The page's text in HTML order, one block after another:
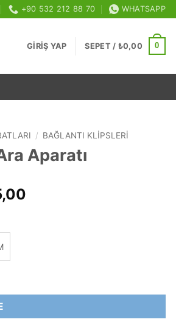
+90 532 212 88 70 WHATSAPP
GIRIŞ YAP SEPET / ₺0,00 0
/ BAĞLANTI KLIPSLERI
Aparatı